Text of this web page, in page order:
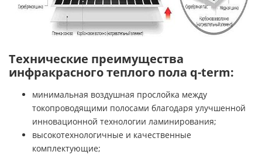
Технические преимущества
инфракрасного теплого пола q-term:
минимальная воздушная прослойка между
токопроводящими полосами благодаря улучшенной
инновационной технологии ламинирования;
высокотехнологичные и качественные
комплектующие;